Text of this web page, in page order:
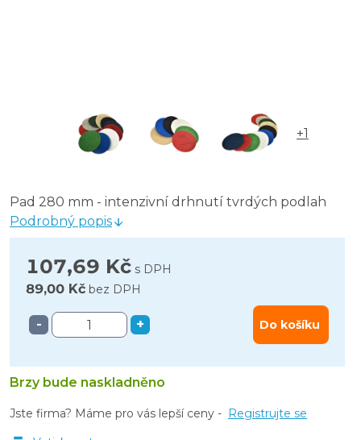
+1
Pad 280 mm - intenzivní drhnutí tvrdých podlah
Podrobný popis
107,69 Kč s DPH
89,00 Kč bez DPH
- + Do košíku
Brzy bude naskladněno
Jste firma? Máme pro vás lepší ceny - Registrujte se